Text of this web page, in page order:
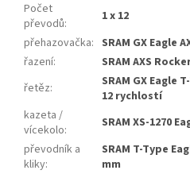
Počet
převodů:
1 x 12
přehazovačka: SRAM GX Eagle
řazení:
SRAM AXS
řetěz:
SRAM GX Eagle
12 rychlostí
kazeta /
vícekolo:
SRAM XS-1270
převodník a
kliky:
SRAM T-Type
mm